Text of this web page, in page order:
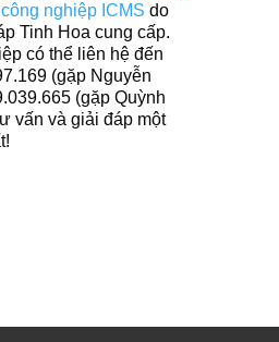
nghiệp ICMS do
Tinh Hoa cung cấp.
có thể liên hệ đến
(gặp Nguyễn
(gặp Quỳnh
vấn và giải đáp một